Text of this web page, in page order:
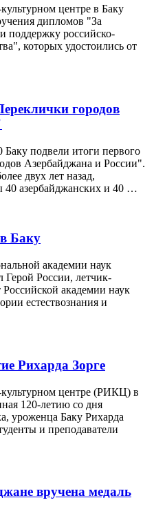
центре в Баку
дипломов "За
поддержку российско-
которых удостоились от
городов
подвели итоги первого
Азербайджана и России".
двух лет назад,
40 азербайджанских и 40 …
Баку
академии наук
России, летчик-
академии наук
естествознания и
Рихарда Зорге
центре (РИКЦ) в
120-летию со дня
уроженца Баку Рихарда
и преподаватели
вручена медаль